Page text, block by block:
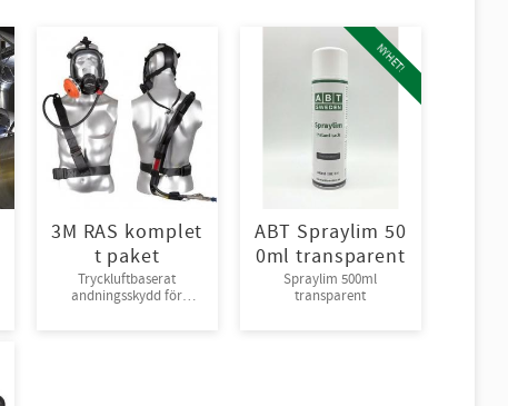
3M RAS komplet
t paket
Tryckluftbaserat
andningsskydd för
ABT Spraylim 50
0ml transparent
Spraylim 500ml
transparent
NYHET!